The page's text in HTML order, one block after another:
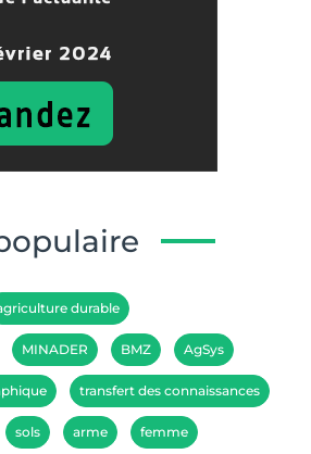
durable
MINADER BMZ AgSys
transfert des connaissances
sols arme femme